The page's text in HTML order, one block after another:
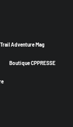
Trail Adventure Mag
Boutique CPPRESSE